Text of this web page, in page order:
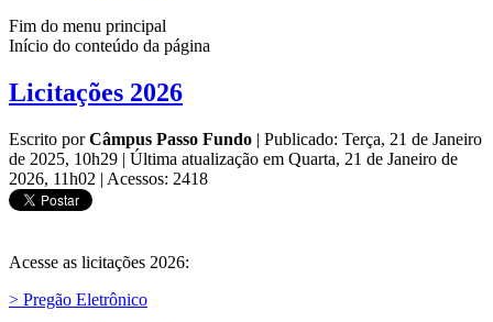
Fim do menu principal
Início do conteúdo da página
Licitações 2026
Escrito porCâmpus Passo Fundo | Publicado: Terça, 21 de Janeiro
de 2025, 10h29 | Última atualização em Quarta, 21 de Janeiro de
2026, 11h02 | Acessos: 2418
Acesse as licitações 2026:
> Pregão Eletrônico